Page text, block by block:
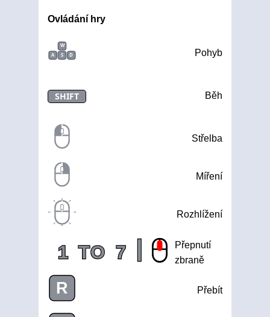
Ovládání hry
W
A S D Pohyb
SHIFT Běh
Střelba
Míření
Rozhlížení
1 TO 7 |
Přepnutí
zbraně
R Přebít